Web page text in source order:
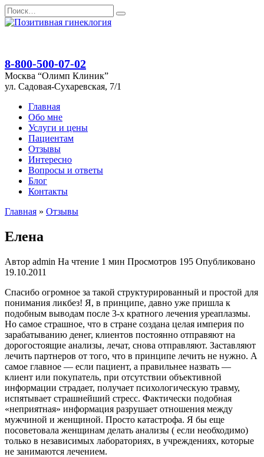
Перейти
к
Search
for:
8-800-500-07-02
Москва “Олимп Клиник”
ул. Садовая-Сухаревская, 7/1
Главная
Обо мне
Услуги и цены
Пациентам
Отзывы
Интересно
Вопросы и ответы
Блог
Контакты
Главная » Отзывы
Елена
Автор admin На чтение 1 мин Просмотров 195 Опубликовано
19.10.2011
Спасибо огромное за такой структурированный и простой для
понимания ликбез! Я, в принципе, давно уже пришла к
подобным выводам после 3-х кратного лечения уреаплазмы.
Но самое страшное, что в стране создана целая империя по
зарабатыванию денег, клиентов постоянно отправяют на
дорогостоящие анализы, лечат, снова отправляют. Заставляют
лечить партнеров от того, что в принципе лечить не нужно. А
самое главное — если пациент, а правильнее назвать —
клиент или покупатель, при отсутствии объективной
информации страдает, получает психологическую травму,
испятывает страшнейший стресс. Фактически подобная
«неприятная» информация разрушает отношения между
мужчиной и женщиной. Просто катастрофа. Я бы еще
посоветовала женщинам делать анализы ( если необходимо)
только в независимых лабораториях, в учреждениях, которые
не занимаются лечением.